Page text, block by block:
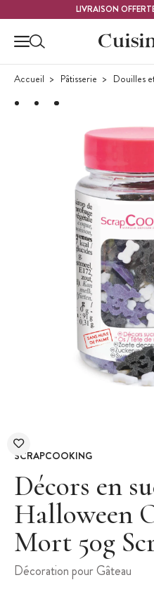
LIVRAISON
Accueil Pâtisserie Douilles
SCRAPCOOKING
Décors en
Halloween
Mort 50g
Décoration pour Gâteau